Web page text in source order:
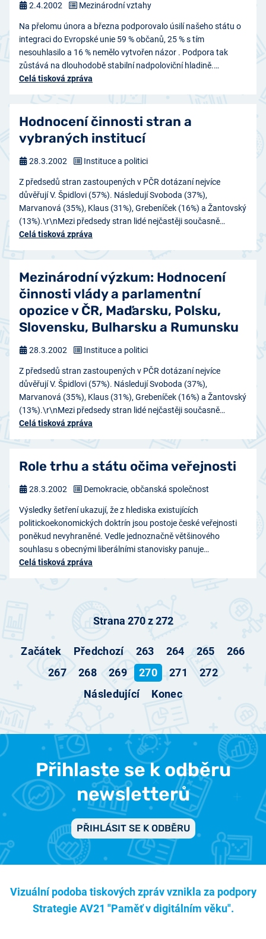
Na přelomu února a března podporovalo úsilí našeho státu o
integraci do Evropské unie 59 % občanů, 25 % s tím
nesouhlasilo a 16 % nemělo vytvořen názor . Podpora tak
zůstává na dlouhodobě stabilní nadpoloviční hladině.…
Celá tisková zpráva
2.4.2002 Mezinárodní vztahy
Hodnocení činnosti stran a
vybraných institucí
Z předsedů stran zastoupených v PČR dotázaní nejvíce
důvěřují V. Špidlovi (57%). Následují Svoboda (37%),
Marvanová (35%), Klaus (31%), Grebeníček (16%) a Žantovský
(13%).\r\nMezi předsedy stran lidé nejčastěji současně…
Celá tisková zpráva
28.3.2002 Instituce a politici
Mezinárodní výzkum: Hodnocení
činnosti vlády a parlamentní
opozice v ČR, Maďarsku, Polsku,
Slovensku, Bulharsku a Rumunsku
Z předsedů stran zastoupených v PČR dotázaní nejvíce
důvěřují V. Špidlovi (57%). Následují Svoboda (37%),
Marvanová (35%), Klaus (31%), Grebeníček (16%) a Žantovský
(13%).\r\nMezi předsedy stran lidé nejčastěji současně…
Celá tisková zpráva
28.3.2002 Instituce a politici
Role trhu a státu očima veřejnosti
Výsledky šetření ukazují, že z hlediska existujících
politickoekonomických doktrín jsou postoje české veřejnosti
poněkud nevyhraněné. Vedle jednoznačně většinového
souhlasu s obecnými liberálními stanovisky panuje…
Celá tisková zpráva
28.3.2002 Demokracie, občanská společnost
Strana 270 z 272
Začátek Předchozí 263 264 265
266
267
268 269 270 271
272
Následující
Konec
Přihlaste se k odběru
newsletterů
PŘIHLÁSIT SE K ODBĚRU
Vizuální podoba tiskových zpráv vznikla za podpory
Strategie AV21 "Paměť v digitálním věku".